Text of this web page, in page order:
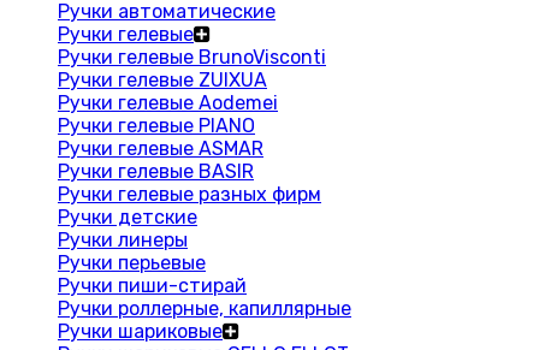
Ручки автоматические
Ручки гелевые
Ручки гелевые BrunoVisconti
Ручки гелевые ZUIXUA
Ручки гелевые Aodemei
Ручки гелевые PIANO
Ручки гелевые ASMAR
Ручки гелевые BASIR
Ручки гелевые разных фирм
Ручки детские
Ручки линеры
Ручки перьевые
Ручки пиши-стирай
Ручки роллерные, капиллярные
Ручки шариковые